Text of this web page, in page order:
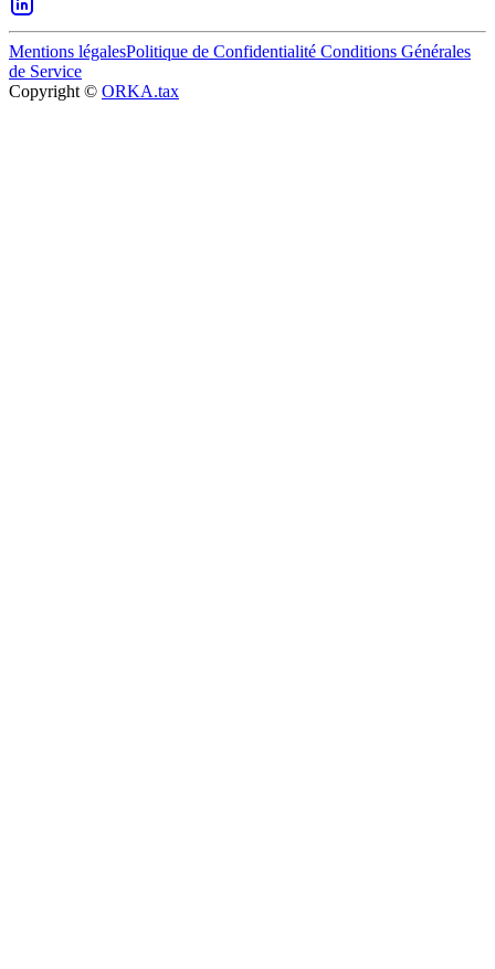
Mentions légalesPolitique de Confidentialité Conditions Générales
de Service
Copyright © ORKA.tax